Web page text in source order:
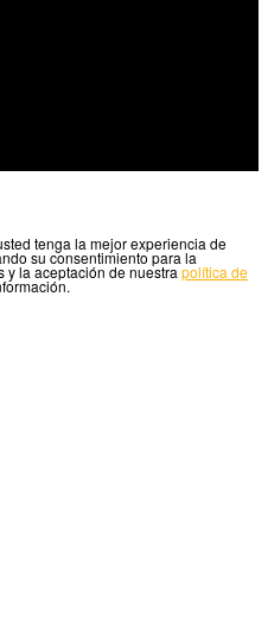
tenga la mejor experiencia de
su consentimiento para la
la aceptación de nuestra política de